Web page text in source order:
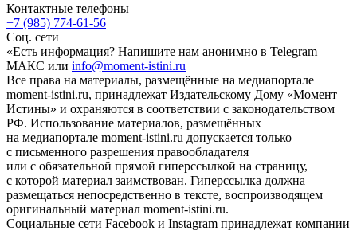
Контактные телефоны
+7 (985) 774-61-56
Соц. сети
«Есть информация? Напишите нам анонимно в Telegram
МАКС или info@moment-istini.ru
Все права на материалы, размещённые на медиапортале
moment-istini.ru, принадлежат Издательскому Дому «Момент
Истины» и охраняются в соответствии с законодательством
РФ. Использование материалов, размещённых
на медиапортале moment-istini.ru допускается только
с письменного разрешения правообладателя
или с обязательной прямой гиперссылкой на страницу,
с которой материал заимствован. Гиперссылка должна
размещаться непосредственно в тексте, воспроизводящем
оригинальный материал moment-istini.ru.
Социальные сети Facebook и Instagram принадлежат компании